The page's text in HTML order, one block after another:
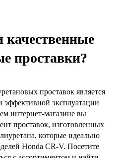
качественные
проставки?
проставок является
эффективной эксплуатации
интернет-магазине вы
проставок, изготовленных
которые идеально
Honda CR-V. Посетите